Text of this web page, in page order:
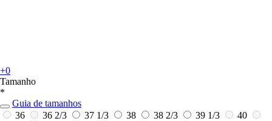
+0
Tamanho
*
Guia de tamanhos
36
36 2/3 37 1/3 38 38 2/3 39 1/3
40